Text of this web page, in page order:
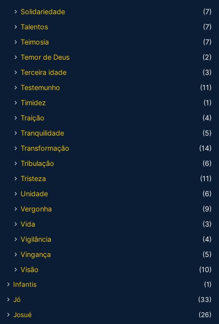
Solidariedade
(7)
Talentos
(7)
Teimosia
(7)
Temor de Deus
(2)
Terceira idade
(3)
Testemunho
(11)
Timidez
(1)
Traição
(4)
Tranquilidade
(5)
Transformação
(14)
Tribulação
(6)
Tristeza
(11)
Unidade
(6)
Vergonha
(9)
Vida
(3)
Vigilância
(4)
Vingança
(5)
Visão
(10)
Infantis
(1)
Jó
(33)
Josué
(26)